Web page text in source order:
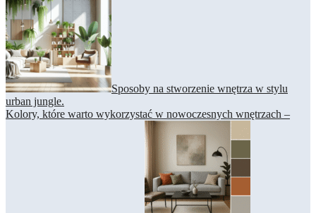
Sposoby na stworzenie wnętrza w stylu
urban jungle.
Kolory, które warto wykorzystać w nowoczesnych wnętrzach –